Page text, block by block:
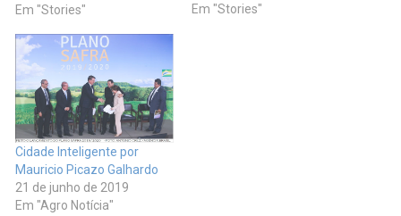
Em "Stories"
próximo ano. O valor reflete
Em "Stories"
Cidade Inteligente por
Mauricio Picazo Galhardo
21 de junho de 2019
Em "Agro Notícia"